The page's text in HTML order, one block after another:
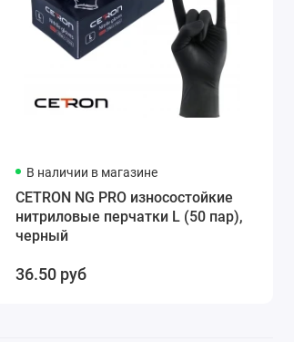
В наличии в магазине
CETRON NG PRO износостойкие
нитриловые перчатки L (50 пар),
черный
36.50 руб